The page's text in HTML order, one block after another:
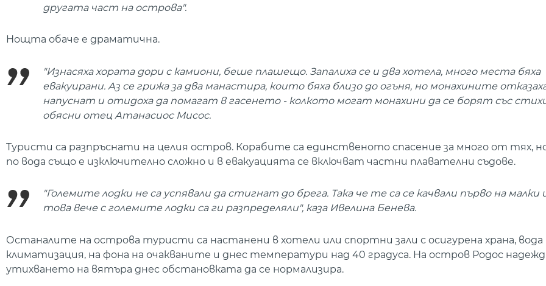
другата част на острова".
Нощта обаче е драматична.
"Изнасяха хората дори с камиони, беше плашещо. Запалиха се и два хотела, много места бяха
евакуирани. Аз се грижа за два манастира, които бяха близо до огъня, но монахините
напуснат и отидоха да помагат в гасенето - колкото могат монахини да се борят със
обясни отец Атанасиос Мисос.
Tуристи са разпръснати на целия остров. Корабите са единственото спасение за много от тях,
по вода също е изключително сложно и в евакуацията се включват частни плавателни съдове.
"Големите лодки не са успявали да стигнат до брега. Така че те са се качвали първо на малки
това вече с големите лодки са ги разпределяли", каза Ивелина Бенева.
Останалите на острова туристи са настанени в хотели или спортни зали с осигурена храна, вода
климатизация, на фона на очакваните и днес температури над 40 градуса. На остров Родос
утихването на вятъра днес обстановката да се нормализира.